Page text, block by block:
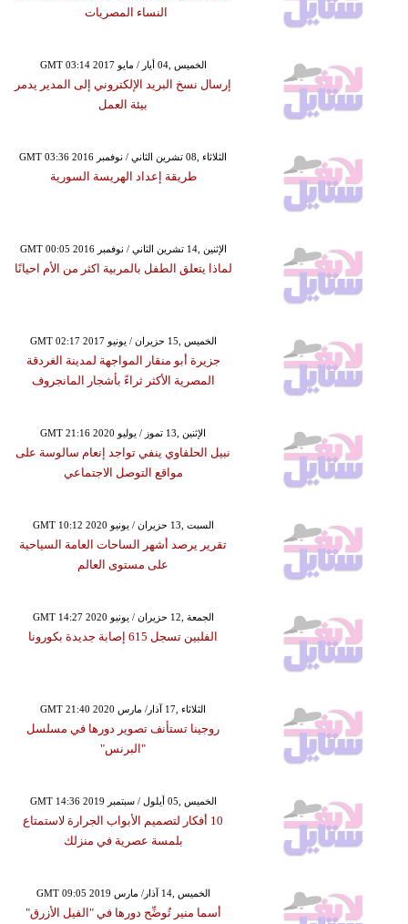
النساء المصريات
GMT 03:14 2017 الخميس ,04 أيار / مايو
إرسال نسخ البريد الإلكتروني إلى المدير يدمر
بيئة العمل
GMT 03:36 2016 الثلاثاء ,08 تشرين الثاني / نوفمبر
طريقة إعداد الهريسة السورية
GMT 00:05 2016 الإثنين ,14 تشرين الثاني / نوفمبر
لماذا يتعلق الطفل بالمربية اكثر من الأم احيانًا
GMT 02:17 2017 الخميس ,15 حزيران / يونيو
جزيرة أبو منقار المواجهة لمدينة الغردقة
المصرية الأكثر ثراءً بأشجار المانجروف
GMT 21:16 2020 الإثنين ,13 تموز / يوليو
نبيل الحلفاوي ينفي تواجد إنعام سالوسة على
مواقع التوصل الاجتماعي
GMT 10:12 2020 السبت ,13 حزيران / يونيو
تقرير يرصد أشهر الساحات العامة السياحية
على مستوى العالم
GMT 14:27 2020 الجمعة ,12 حزيران / يونيو
الفلبين تسجل 615 إصابة جديدة بكورونا
GMT 21:40 2020 الثلاثاء ,17 آذار/ مارس
روجينا تستأنف تصوير دورها في مسلسل
"البرنس"
GMT 14:36 2019 الخميس ,05 أيلول / سبتمبر
10 أفكار لتصميم الأبواب الجرارة لاستمتاع
بلمسة عصرية في منزلك
GMT 09:05 2019 الخميس ,14 آذار/ مارس
أسما منير تُوضِّح دورها في "الفيل الأزرق"